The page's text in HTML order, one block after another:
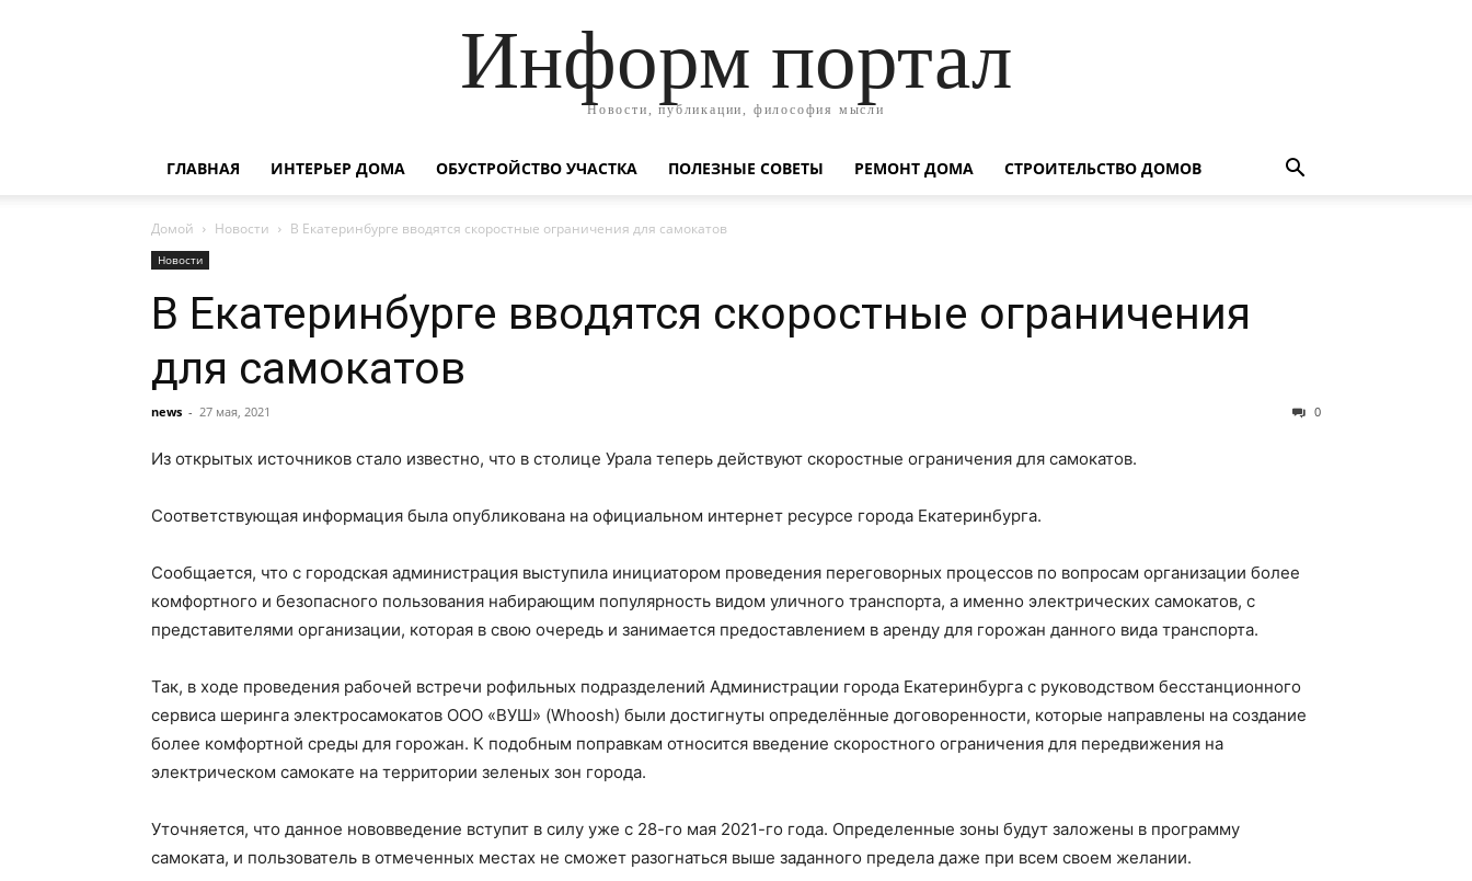
Информ портал
Новости, публикации, философия мысли
ГЛАВНАЯ ИНТЕРЬЕР ДОМА ОБУСТРОЙСТВО УЧАСТКА ПОЛЕЗНЫЕ СОВЕТЫ РЕМОНТ ДОМА СТРОИТЕЛЬСТВО ДОМОВ
Домой Новости В Екатеринбурге вводятся скоростные ограничения для самокатов
Новости
В Екатеринбурге вводятся скоростные ограничения
для самокатов
news - 27 мая, 2021 0
Из открытых источников стало известно, что в столице Урала теперь действуют скоростные ограничения для самокатов.
Соответствующая информация была опубликована на официальном интернет ресурсе города Екатеринбурга.
Сообщается, что с городская администрация выступила инициатором проведения переговорных процессов по вопросам организации более
комфортного и безопасного пользования набирающим популярность видом уличного транспорта, а именно электрических самокатов, с
представителями организации, которая в свою очередь и занимается предоставлением в аренду для горожан данного вида транспорта.
Так, в ходе проведения рабочей встречи рофильных подразделений Администрации города Екатеринбурга с руководством бесстанционного
сервиса шеринга электросамокатов ООО «ВУШ» (Whoosh) были достигнуты определённые договоренности, которые направлены на создание
более комфортной среды для горожан. К подобным поправкам относится введение скоростного ограничения для передвижения на
электрическом самокате на территории зеленых зон города.
Уточняется, что данное нововведение вступит в силу уже с 28-го мая 2021-го года. Определенные зоны будут заложены в программу
самоката, и пользователь в отмеченных местах не сможет разогнаться выше заданного предела даже при всем своем желании.